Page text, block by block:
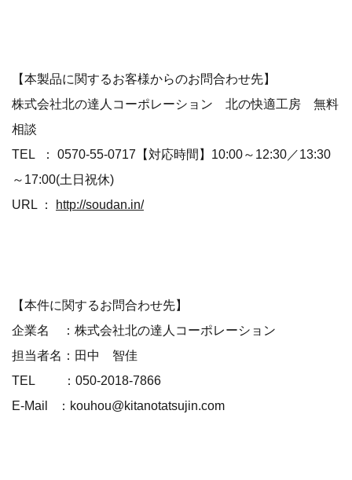
【本製品に関するお客様からのお問合わせ先】
株式会社北の達人コーポレーション 北の快適工房 無料
相談
TEL ： 0570-55-0717【対応時間】10:00～12:30／13:30
～17:00(土日祝休)
URL ： http://soudan.in/
【本件に関するお問合わせ先】
企業名 ：株式会社北の達人コーポレーション
担当者名：田中 智佳
TEL ：050-2018-7866
E-Mail ：kouhou@kitanotatsujin.com